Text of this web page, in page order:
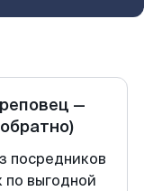
—
посредников
по выгодной